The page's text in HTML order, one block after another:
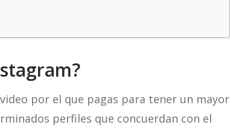
por el que pagas para tener un mayor
perfiles que concuerdan con el